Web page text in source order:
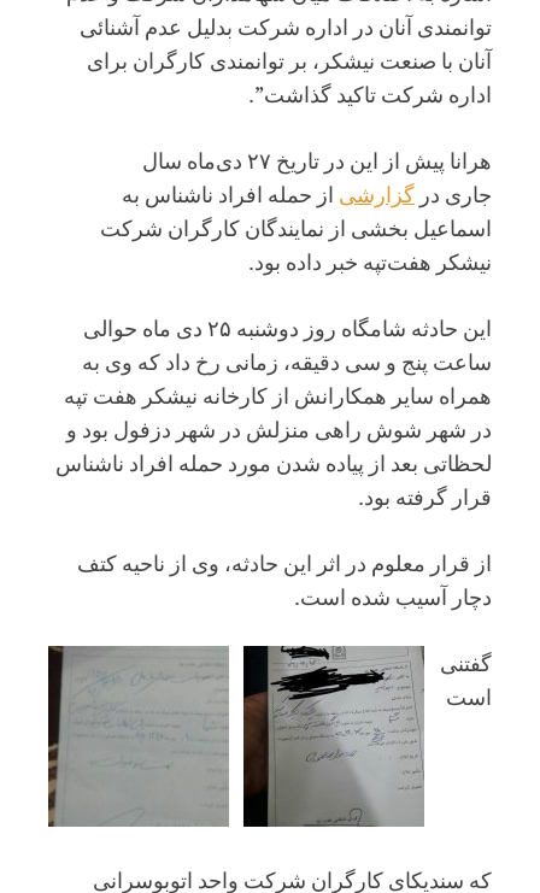
توانمندی آنان در اداره شرکت بدلیل عدم آشنائی
آنان با صنعت نیشکر، بر توانمندی کارگران برای
اداره شرکت تاکید گذاشت”.
هرانا پیش از این در تاریخ ۲۷ دی‌ماه سال
جاری در گزارشی از حمله افراد ناشناس به
اسماعیل بخشی از نمایندگان کارگران شرکت
نیشکر هفت‌تپه خبر داده بود.
این حادثه شامگاه روز دوشنبه ۲۵ دی ماه حوالی
ساعت پنج و سی دقیقه، زمانی رخ داد که وی به
همراه سایر همکارانش از کارخانه نیشکر هفت تپه
در شهر شوش راهی منزلش در شهر دزفول بود و
لحظاتی بعد از پیاده شدن مورد حمله افراد نا‌شناس
قرار گرفته بود.
از قرار معلوم در اثر این حادثه، وی از ناحیه کتف
دچار آسیب شده است.
گفتنی
است
که سندیکای کارگران شرکت واحد اتوبوسرانی